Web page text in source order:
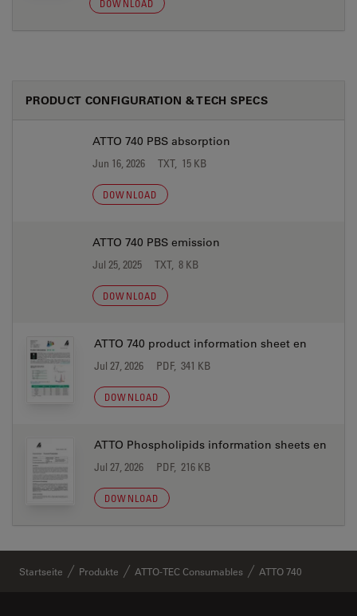
DOWNLOAD
PRODUCT CONFIGURATION & TECH SPECS
ATTO 740 PBS absorption
Jun 16, 2026 TXT, 15 KB
DOWNLOAD
ATTO 740 PBS emission
Jul 25, 2025 TXT, 8 KB
DOWNLOAD
ATTO 740 product information sheet en
Jul 27, 2026 PDF, 341 KB
DOWNLOAD
ATTO Phospholipids information sheets en
Jul 27, 2026 PDF, 216 KB
DOWNLOAD
Startseite Produkte ATTO-TEC Consumables ATTO 740